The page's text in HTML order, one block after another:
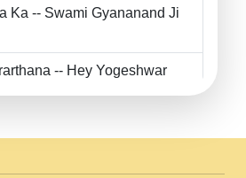
Ka -- Swami Gyananand Ji
-- Hey Yogeshwar
Ji Maharaj.mp3